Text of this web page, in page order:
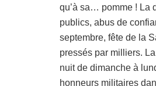
qu’à sa… pomme ! La
publics, abus de
septembre, fête de la
pressés par milliers.
nuit de dimanche à
honneurs militaires